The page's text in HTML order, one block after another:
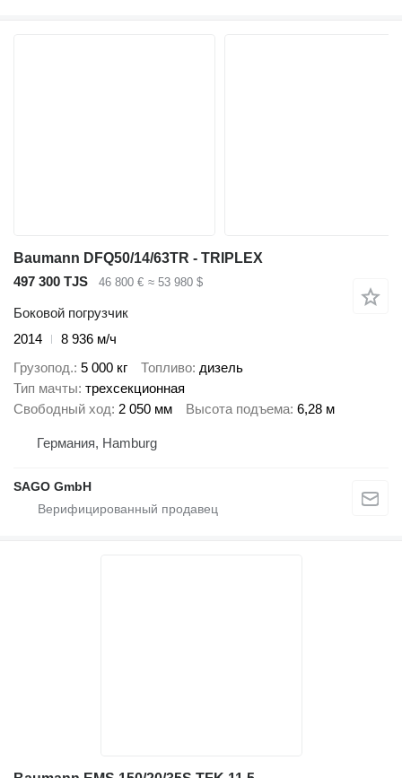
Baumann DFQ50/14/63TR - TRIPLEX
497 300 TJS
46 800 € ≈ 53 980 $
Боковой погрузчик
2014
8 936 м/ч
Грузопод. 5 000 кг Топливо дизель
Тип мачты трехсекционная
Свободный ход 2 050 мм Высота подъема 6,28 м
Германия, Hamburg
SAGO GmbH